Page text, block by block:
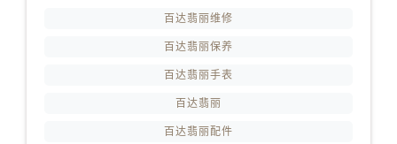
百达翡丽维修
百达翡丽保养
百达翡丽手表
百达翡丽
百达翡丽配件